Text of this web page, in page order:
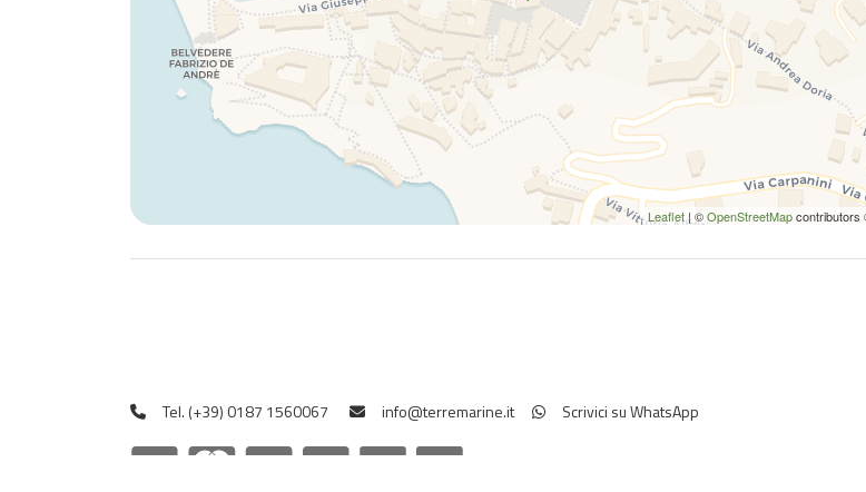
Leaflet| ©OpenStreetMapcontributors
Tel. (+39) 0187 1560067 info@terremarine.it Scrivici su WhatsApp